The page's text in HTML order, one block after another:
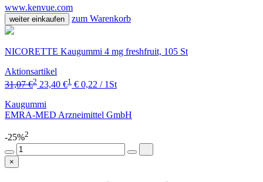
www.kenvue.com
weiter einkaufen zum Warenkorb
NICORETTE Kaugummi 4 mg freshfruit, 105 St
Aktionsartikel
31,07 €2 23,40 €1 € 0,22 / 1St
Kaugummi
EMRA-MED Arzneimittel GmbH
-25%2
×